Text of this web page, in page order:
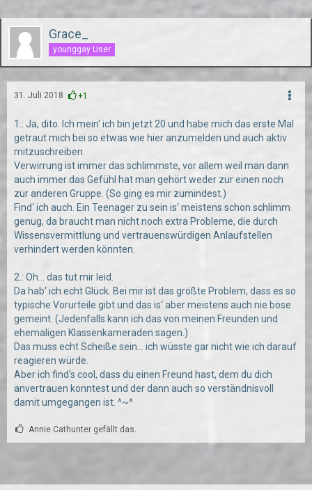
Grace_
younggay User
31. Juli 2018 +1
1.: Ja, dito. Ich mein‘ ich bin jetzt 20 und habe mich das erste Mal
getraut mich bei so etwas wie hier anzumelden und auch aktiv
mitzuschreiben.
Verwirrung ist immer das schlimmste, vor allem weil man dann
auch immer das Gefühl hat man gehört weder zur einen noch
zur anderen Gruppe. (So ging es mir zumindest.)
Find‘ ich auch. Ein Teenager zu sein is‘ meistens schon schlimm
genug, da braucht man nicht noch extra Probleme, die durch
Wissensvermittlung und vertrauenswürdigen Anlaufstellen
verhindert werden könnten.
2.: Oh... das tut mir leid.
Da hab‘ ich echt Glück. Bei mir ist das größte Problem, dass es so
typische Vorurteile gibt und das is‘ aber meistens auch nie böse
gemeint. (Jedenfalls kann ich das von meinen Freunden und
ehemaligen Klassenkameraden sagen.)
Das muss echt Scheiße sein... ich wüsste gar nicht wie ich darauf
reagieren würde.
Aber ich find‘s cool, dass du einen Freund hast, dem du dich
anvertrauen konntest und der dann auch so verständnisvoll
damit umgegangen ist. ^~^
Annie Cathunter gefällt das.